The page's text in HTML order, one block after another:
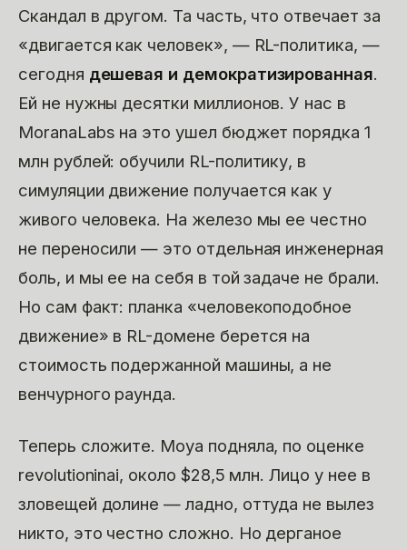
Скандал в другом. Та часть, что отвечает за
«двигается как человек», — RL-политика, —
сегодня дешевая и демократизированная.
Ей не нужны десятки миллионов. У нас в
MoranaLabs на это ушел бюджет порядка 1
млн рублей: обучили RL-политику, в
симуляции движение получается как у
живого человека. На железо мы ее честно
не переносили — это отдельная инженерная
боль, и мы ее на себя в той задаче не брали.
Но сам факт: планка «человекоподобное
движение» в RL-домене берется на
стоимость подержанной машины, а не
венчурного раунда.
Теперь сложите. Moya подняла, по оценке
revolutioninai, около $28,5 млн. Лицо у нее в
зловещей долине — ладно, оттуда не вылез
никто, это честно сложно. Но дерганое